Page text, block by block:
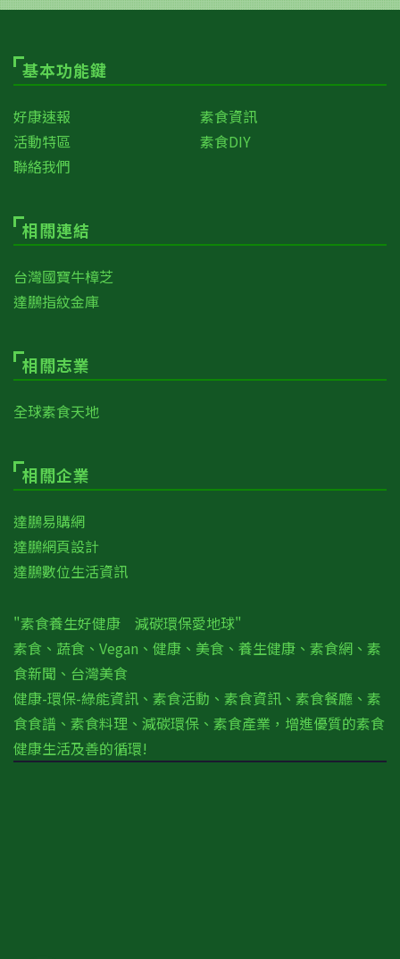
基本功能鍵
好康速報
素食資訊
活動特區
素食DIY
聯絡我們
相關連結
台灣國寶牛樟芝
達鵬指紋金庫
相關志業
全球素食天地
相關企業
達鵬易購網
達鵬網頁設計
達鵬數位生活資訊
"素食養生好健康 減碳環保愛地球"
素食、蔬食、Vegan、健康、美食、養生健康、素食網、素
食新聞、台灣美食
健康-環保-綠能資訊、素食活動、素食資訊、素食餐廳、素
食食譜、素食料理、減碳環保、素食產業，增進優質的素食
健康生活及善的循環!